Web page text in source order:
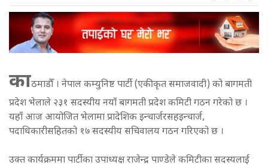
काठमाडौँ । नेपाल कम्युनिष्ट पार्टी (एकीकृत समाजवादी) को बागमती
प्रदेश भेलाले २३१ सदस्यीय नयाँ बागमती प्रदेश कमिटी गठन गरेको छ ।
यहाँ आज आयोजित भेलामा प्रादेशिक इन्चार्जरसहइन्चार्ज,
पदाधिकारीसहितको १७ सदस्यीय सचिवालय गठन गरिएको छ ।
उक्त कार्यक्रममा पार्टीका उपाध्यक्ष राजेन्द्र पाण्डेले कमिटीका सदस्यलाई